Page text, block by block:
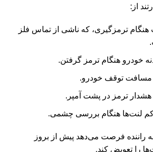
از:
ترمزگیری، که ناشی از تماس فلز
خودرو هنگام ترمز گرفتن.
توقف خودرو.
ترمز در پشت آمپر.
لنت‌ها هنگام بررسی چشمی.
راننده فرصت می‌دهد پیش از بروز
را تعویض کند.